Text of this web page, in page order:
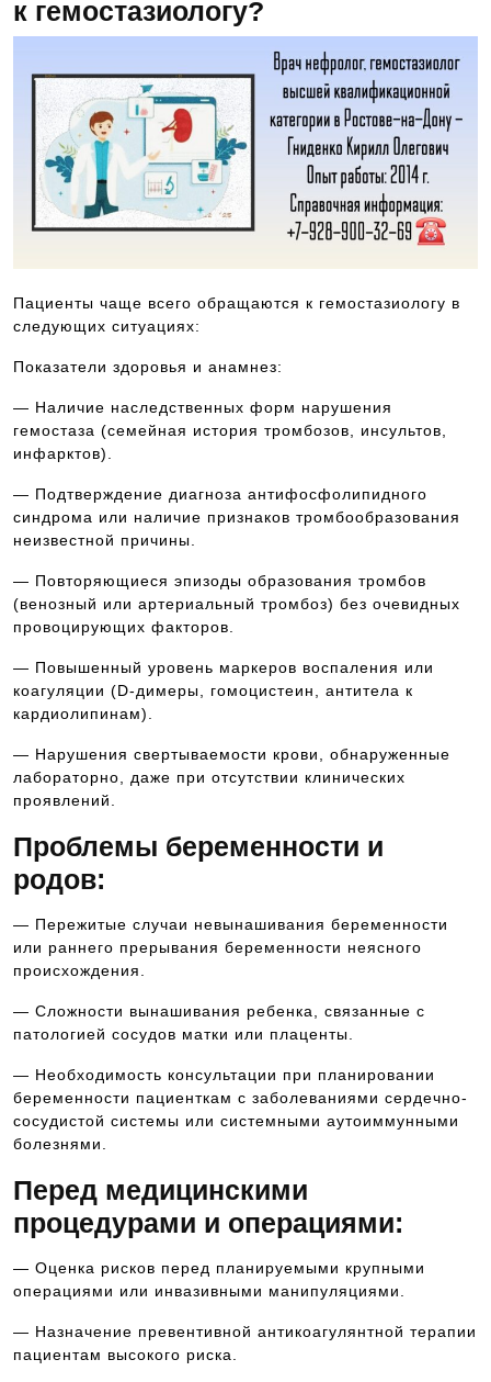
к гемостазиологу?
Пациенты чаще всего обращаются к гемостазиологу в
следующих ситуациях:
Показатели здоровья и анамнез:
— Наличие наследственных форм нарушения
гемостаза (семейная история тромбозов, инсультов,
инфарктов).
— Подтверждение диагноза антифосфолипидного
синдрома или наличие признаков тромбообразования
неизвестной причины.
— Повторяющиеся эпизоды образования тромбов
(венозный или артериальный тромбоз) без очевидных
провоцирующих факторов.
— Повышенный уровень маркеров воспаления или
коагуляции (D-димеры, гомоцистеин, антитела к
кардиолипинам).
— Нарушения свертываемости крови, обнаруженные
лабораторно, даже при отсутствии клинических
проявлений.
Проблемы беременности и
родов:
— Пережитые случаи невынашивания беременности
или раннего прерывания беременности неясного
происхождения.
— Сложности вынашивания ребенка, связанные с
патологией сосудов матки или плаценты.
— Необходимость консультации при планировании
беременности пациенткам с заболеваниями сердечно-
сосудистой системы или системными аутоиммунными
болезнями.
Перед медицинскими
процедурами и операциями:
— Оценка рисков перед планируемыми крупными
операциями или инвазивными манипуляциями.
— Назначение превентивной антикоагулянтной терапии
пациентам высокого риска.